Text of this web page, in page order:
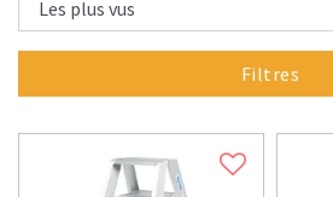
Filtres